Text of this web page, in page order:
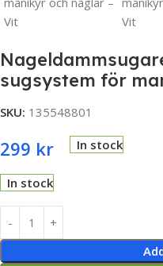
sugsystem för
SKU: 135548801
299 kr In stock
In stock